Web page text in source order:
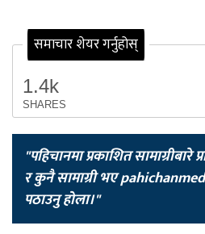
समाचार शेयर गर्नुहोस्
1.4k
SHARES
"पहिचानमा प्रकाशित सामाग्रीबारे
र कुनै सामाग्री भए
पठाउनु होला।"